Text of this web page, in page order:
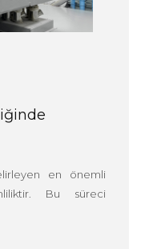
en önemli
Bu süreci